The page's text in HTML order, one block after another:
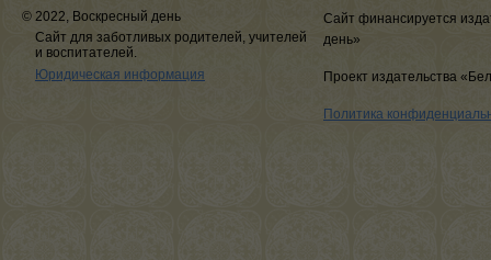
© 2022, Воскресный день
Сайт для заботливых родителей, учителей
и воспитателей.
Юридическая информация
Сайт финансируется
день»
Проект издательства
Политика